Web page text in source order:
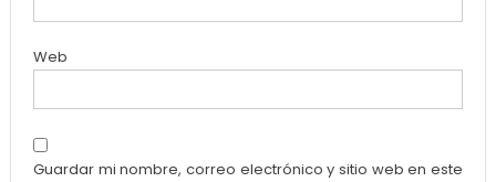
Web
Guardar mi nombre, correo electrónico y sitio web en este